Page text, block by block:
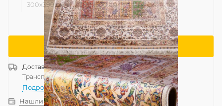
300x390 см 300x500 см
Сообщить о поступлении
ДоставкаРоссия
Транспортной компанией—бесплатно
Подробнее
Нашли дешевле?